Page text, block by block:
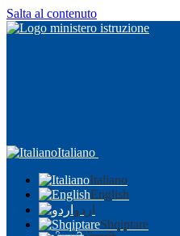
Salta al contenuto
Italiano
Italiano
English
اردو
Shqiptare